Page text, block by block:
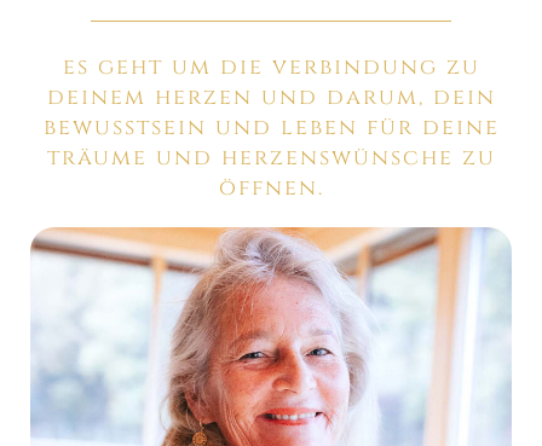
es geht um die verbindung zu
deinem herzen und darum, dein
bewusstsein und leben für deine
träume und herzenswünsche zu
öffnen.